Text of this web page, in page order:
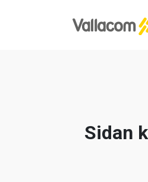
Sidan